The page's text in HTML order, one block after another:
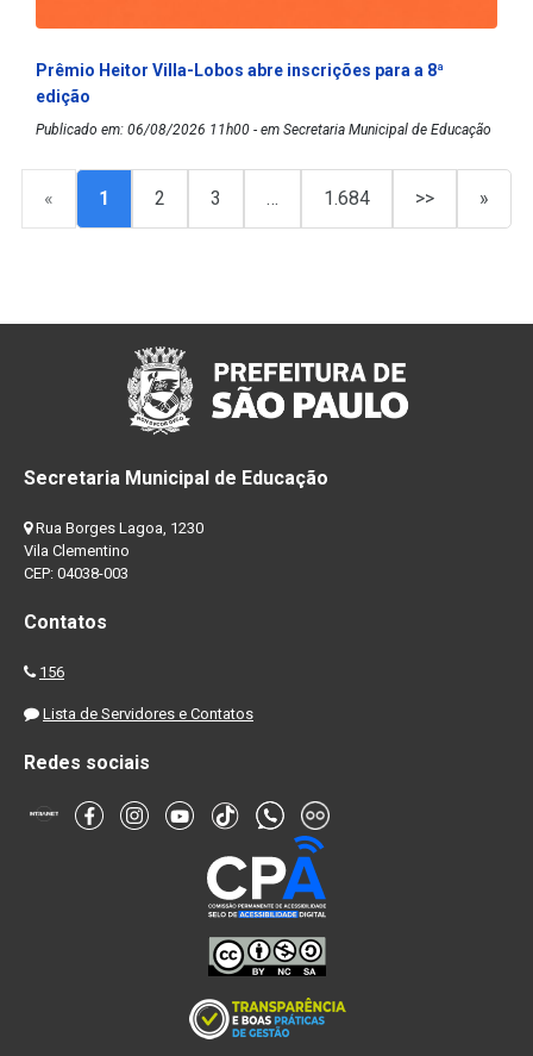
Prêmio Heitor Villa-Lobos abre inscrições para a 8ª
edição
Publicado em: 06/08/2026 11h00 - em Secretaria Municipal de Educação
« 1 2 3 … 1.684 >> »
Secretaria Municipal de Educação
Rua Borges Lagoa, 1230
Vila Clementino
CEP: 04038-003
Contatos
156
Lista de Servidores e Contatos
Redes sociais